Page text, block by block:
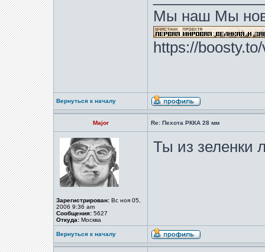
Мы наш Мы
https://
Вернуться к началу
Major Re: Пехота РККА 28 мм
Зарегистрирован: Вс ноя 05,
2006 9:36 am
Сообщения: 5627
Откуда: Москва
Ты из зеленки
Вернуться к началу